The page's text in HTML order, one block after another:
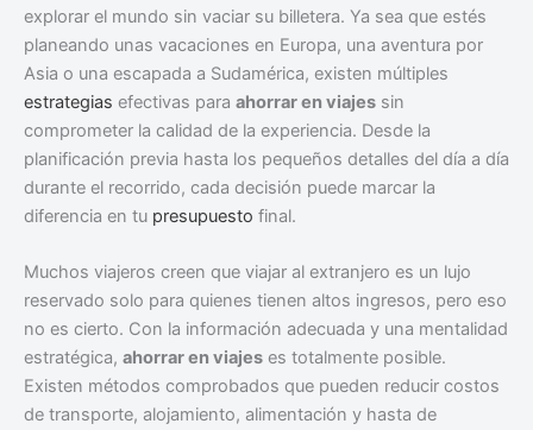
explorar el mundo sin vaciar su billetera. Ya sea que estés
planeando unas vacaciones en Europa, una aventura por
Asia o una escapada a Sudamérica, existen múltiples
estrategias efectivas para ahorrar en viajes sin
comprometer la calidad de la experiencia. Desde la
planificación previa hasta los pequeños detalles del día a día
durante el recorrido, cada decisión puede marcar la
diferencia en tu presupuesto final.
Muchos viajeros creen que viajar al extranjero es un lujo
reservado solo para quienes tienen altos ingresos, pero eso
no es cierto. Con la información adecuada y una mentalidad
estratégica, ahorrar en viajes es totalmente posible.
Existen métodos comprobados que pueden reducir costos
de transporte, alojamiento, alimentación y hasta de